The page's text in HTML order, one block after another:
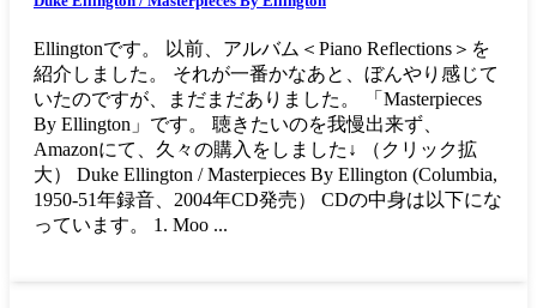
Ellingtonです。 以前、アルバム＜Piano Reflections＞を
紹介しました。 それが一番かなあと、ぼんやり感じて
いたのですが、まだまだありました。 「Masterpieces
By Ellington」です。 聴きたいのを我慢出来ず、
Amazonにて、久々の購入をしました↓ （クリック拡
大） Duke Ellington / Masterpieces By Ellington (Columbia,
1950-51年録音、2004年CD発売） CDの中身は以下にな
っています。 1. Moo ...